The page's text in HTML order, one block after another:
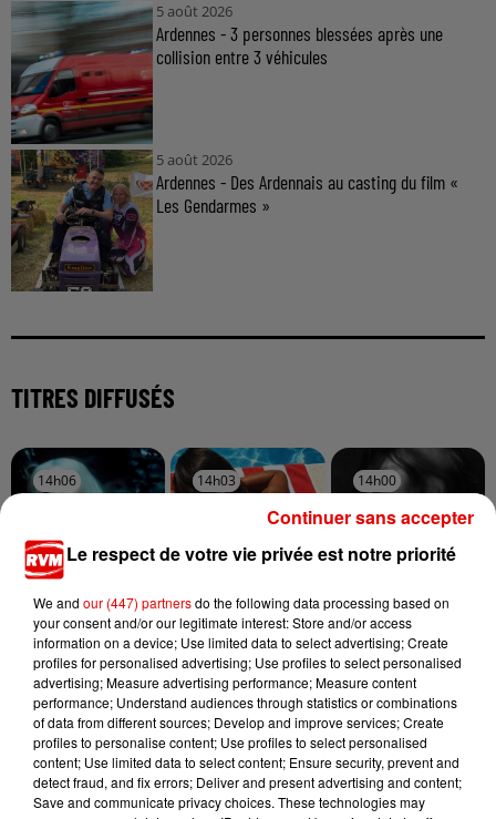
5 août 2026
Ardennes - 3 personnes blessées après une
collision entre 3 véhicules
5 août 2026
Ardennes - Des Ardennais au casting du film «
Les Gendarmes »
TITRES DIFFUSÉS
14h06
14h06
AVA MAX
Everytime I Cry
(stronger)
14h03
14h03
GIMS
Soleil
14h00
14h00
ARIANA GRANDE
Hate That I Made
You Love Me
Le respect de votre vie privée est notre priorité
We and our (447) partnersdo the following data processing based on
your consent and/or our legitimate interest: Store and/or access
information on a device; Use limited data to select advertising; Create
profiles for personalised advertising; Use profiles to select personalised
advertising; Measure advertising performance; Measure content
performance; Understand audiences through statistics or combinations
of data from different sources; Develop and improve services; Create
profiles to personalise content; Use profiles to select personalised
content; Use limited data to select content; Ensure security, prevent and
detect fraud, and fix errors; Deliver and present advertising and content;
Save and communicate privacy choices. These technologies may
Continuer sans accepter